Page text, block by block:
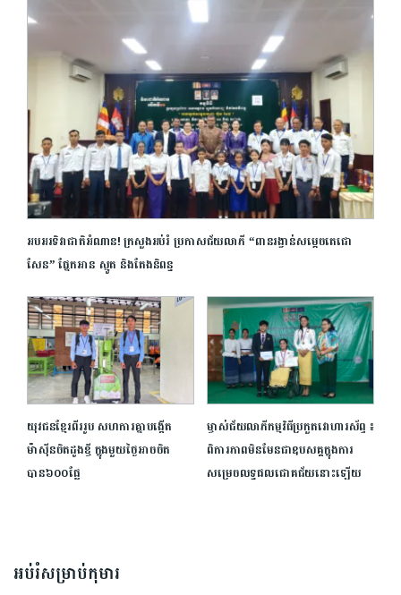
អបអរទិវាជាតិអំណាន! ក្រសួងអប់រំ ប្រកាសជ័យលាភី “ពានរង្វាន់សម្តេចតេជោ
សែន​” ផ្នែកអាន ស្មូត និងតែងនិពន្ធ
យុវជនខ្មែរពីររូប សហការគ្នាបង្កើត
ម៉ាស៊ីនចិតដូងខ្ចី ក្នុងមួយថ្ងៃអាចចិត
បាន៦០០ផ្លែ
ម្ចាស់ជ័យលាភីកម្មវិធីប្រកួតវោហារស័ព្ទ ៖
ពិការភាពមិនមែនជាឧបសគ្គក្នុងការ
សម្រេចលទ្ធផលជោគជ័យនោះឡើយ
អប់រំសម្រាប់កុមារ